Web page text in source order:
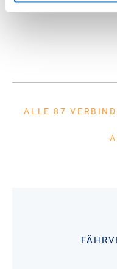
ALLE 87